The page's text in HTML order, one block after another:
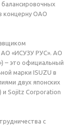
концерну ОАО
АО «ИСУЗУ РУС». АО
– это официальный
марки ISUZU в
двух японских
и Sojitz Corporation
с